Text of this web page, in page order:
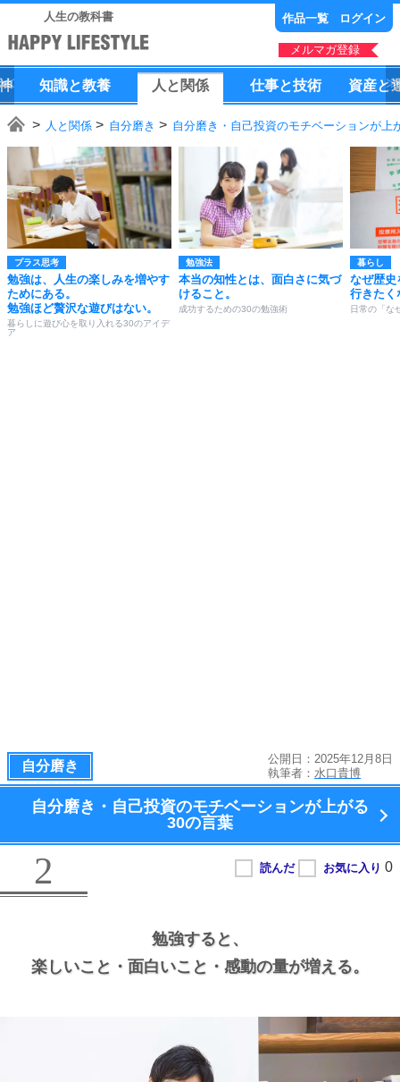
人生の教科書 作品一覧 ログイン
メルマガ登録
知識と教養 人 と 関係 仕事と技術 資産と
人と関係 自分磨き 自分磨き・自己投資のモチベーションが上
プラス思考
勉強は、人生の楽しみを増やす
ためにある。
勉強ほど贅沢な遊びはない。
暮らしに遊び心を取り入れる30のアイデ
ア
勉強法
本当の知性とは、面白さに気づ
けること。
成功するための30の勉強術
暮らし
なぜ歴史
行きたく
日常の「な
自分磨き
公開日：2025年12月8日
執筆者： 水口貴博
自分磨き・自己投資のモチベーションが上がる
30の言葉
2
勉強すると、
楽しいこと・面白いこと・感動の量が増える。